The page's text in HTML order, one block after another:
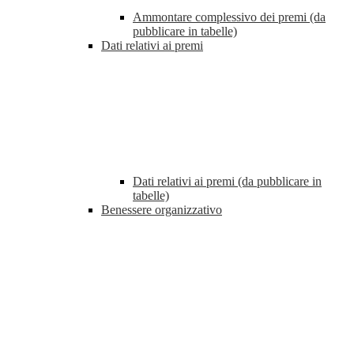
Ammontare complessivo dei premi (da
pubblicare in tabelle)
Dati relativi ai premi
Dati relativi ai premi (da pubblicare in
tabelle)
Benessere organizzativo